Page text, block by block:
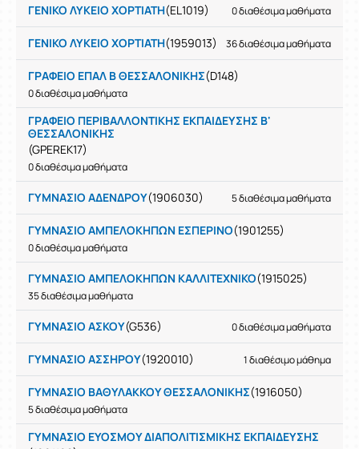
ΓΕΝΙΚΟ ΛΥΚΕΙΟ ΧΟΡΤΙΑΤΗ(EL1019) 0 διαθέσιμα μαθήματα
ΓΕΝΙΚΟ ΛΥΚΕΙΟ ΧΟΡΤΙΑΤΗ(1959013) 36 διαθέσιμα μαθήματα
ΓΡΑΦΕΙΟ ΕΠΑΛ Β ΘΕΣΣΑΛΟΝΙΚΗΣ(D148)
0 διαθέσιμα μαθήματα
ΓΡΑΦΕΙΟ ΠΕΡΙΒΑΛΛΟΝΤΙΚΗΣ ΕΚΠΑΙΔΕΥΣΗΣ Β'
ΘΕΣΣΑΛΟΝΙΚΗΣ
(GPEREK17)
0 διαθέσιμα μαθήματα
ΓΥΜΝΑΣΙΟ ΑΔΕΝΔΡΟΥ(1906030) 5 διαθέσιμα μαθήματα
ΓΥΜΝΑΣΙΟ ΑΜΠΕΛΟΚΗΠΩΝ ΕΣΠΕΡΙΝΟ(1901255)
0 διαθέσιμα μαθήματα
ΓΥΜΝΑΣΙΟ ΑΜΠΕΛΟΚΗΠΩΝ ΚΑΛΛΙΤΕΧΝΙΚΟ(1915025)
35 διαθέσιμα μαθήματα
ΓΥΜΝΑΣΙΟ ΑΣΚΟΥ(G536) 0 διαθέσιμα μαθήματα
ΓΥΜΝΑΣΙΟ ΑΣΣΗΡΟΥ(1920010) 1 διαθέσιμο μάθημα
ΓΥΜΝΑΣΙΟ ΒΑΘΥΛΑΚΚΟΥ ΘΕΣΣΑΛΟΝΙΚΗΣ(1916050)
5 διαθέσιμα μαθήματα
ΓΥΜΝΑΣΙΟ ΕΥΟΣΜΟΥ ΔΙΑΠΟΛΙΤΙΣΜΙΚΗΣ ΕΚΠΑΙΔΕΥΣΗΣ